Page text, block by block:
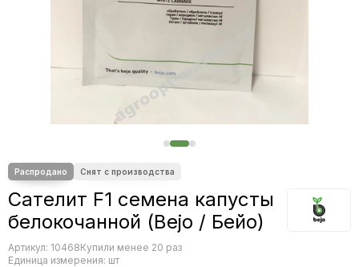
Свекла
Земляника
Микрозелень - семена для проращивания
Фасоль
Фенхель
Сателит F1 семена капусты
белокочанной (Bejo / Бейо)
Артикул: 10468Купили менее 20 раз
Единица измерения: шт